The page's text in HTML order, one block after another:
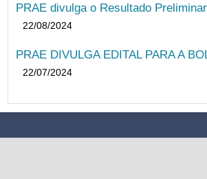
PRAE divulga o Resultado
22/08/2024
PRAE DIVULGA EDITAL PARA A
22/07/2024